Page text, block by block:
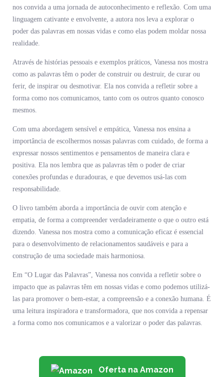
nos convida a uma jornada de autoconhecimento e reflexão. Com uma
linguagem cativante e envolvente, a autora nos leva a explorar o
poder das palavras em nossas vidas e como elas podem moldar nossa
realidade.
Através de histórias pessoais e exemplos práticos, Vanessa nos mostra
como as palavras têm o poder de construir ou destruir, de curar ou
ferir, de inspirar ou desmotivar. Ela nos convida a refletir sobre a
forma como nos comunicamos, tanto com os outros quanto conosco
mesmos.
Com uma abordagem sensível e empática, Vanessa nos ensina a
importância de escolhermos nossas palavras com cuidado, de forma a
expressar nossos sentimentos e pensamentos de maneira clara e
positiva. Ela nos lembra que as palavras têm o poder de criar
conexões profundas e duradouras, e que devemos usá-las com
responsabilidade.
O livro também aborda a importância de ouvir com atenção e
empatia, de forma a compreender verdadeiramente o que o outro está
dizendo. Vanessa nos mostra como a comunicação eficaz é essencial
para o desenvolvimento de relacionamentos saudáveis e para a
construção de uma sociedade mais harmoniosa.
Em “O Lugar das Palavras”, Vanessa nos convida a refletir sobre o
impacto que as palavras têm em nossas vidas e como podemos utilizá-
las para promover o bem-estar, a compreensão e a conexão humana. É
uma leitura inspiradora e transformadora, que nos convida a repensar
a forma como nos comunicamos e a valorizar o poder das palavras.
Oferta na Amazon